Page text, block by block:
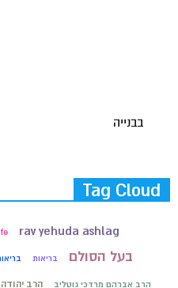
בבנייה
Tag Cloud
rav yehuda ashlag
בעל הסולם בריאות
הרב אברהם מרדכי גוטליב הרב